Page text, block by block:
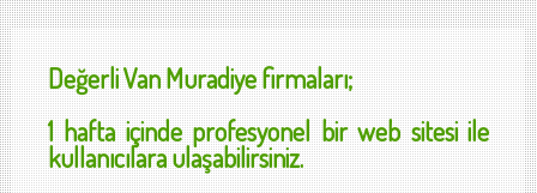
DeğerliVan Muradiyefirmaları;
1 hafta içinde profesyonel bir web sitesi ile
kullanıcılara ulaşabilirsiniz.